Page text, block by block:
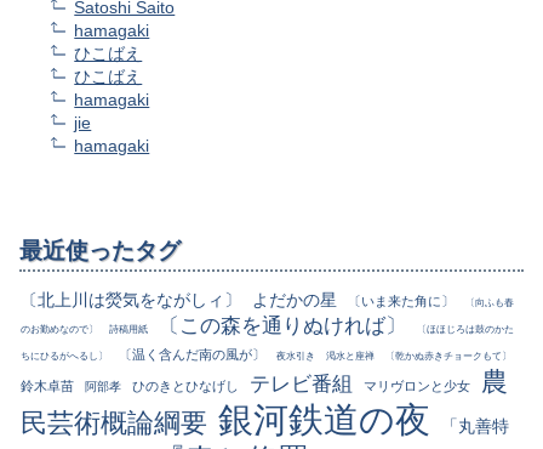
Satoshi Saito
hamagaki
ひこばえ
ひこばえ
hamagaki
jie
hamagaki
最近使ったタグ
〔北上川は熒気をながしィ〕 よだかの星 〔いま来た角に〕 〔向ふも春
のお勤めなので〕 詩稿用紙 〔この森を通りぬければ〕 〔ほほじろは鼓のかた
ちにひるがへるし〕 〔温く含んだ南の風が〕 夜水引き 渇水と座禅 〔乾かぬ赤きチョークもて〕
鈴木卓苗 阿部孝 ひのきとひなげし テレビ番組 マリヴロンと少女
農
民芸術概論綱要 銀河鉄道の夜
「丸善特